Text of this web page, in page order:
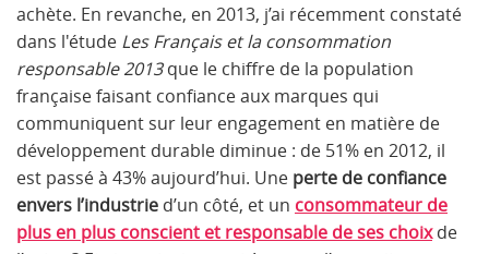
achète. En revanche, en 2013, j’ai récemment constaté
dans l'étude Les Français et la consommation
responsable 2013que le chiffre de la population
française faisant confiance aux marques qui
communiquent sur leur engagement en matière de
développement durable diminue : de 51% en 2012, il
est passé à 43% aujourd’hui. Une perte de confiance
envers l’industrie d’un côté, et un consommateur de
plus en plus conscient et responsable de ses choixde